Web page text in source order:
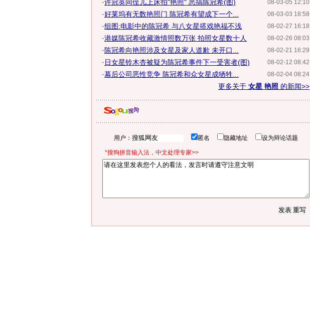
08-03-05 12:10
·许冠英同侄儿上床拍"艳照" 恶搞陈冠希(图)
08-03-03 18:58
·好莱坞有无数艳照门 陈冠希有望成下一个...
08-02-27 16:18
·组图:电影中的陈冠希 与八女星搭戏艳福不浅
08-02-26 08:03
·港媒陈冠希收藏激情照数万张 拍照女星数十人
08-02-21 16:29
· 陈冠希向艳照涉及女星及家人道歉 未开口...
08-02-12 08:42
· 日女星铃木杏被疑为陈冠希事件下一受害者(图)
08-02-04 08:24
·幕后公司恶性竞争 陈冠希和众女星成牺牲...
更多关于 女星 艳照 的新闻>>
用户： 匿名 隐藏地址 设为辩论话题
*搜狗拼音输入法，中文处理专家>>